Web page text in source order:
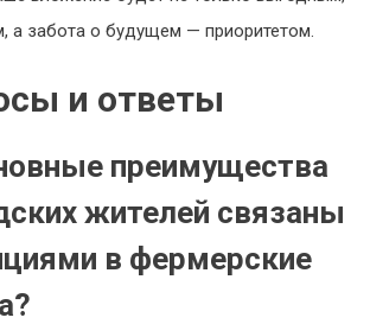
а забота о будущем — приоритетом.
и ответы
преимущества
жителей связаны
в фермерские